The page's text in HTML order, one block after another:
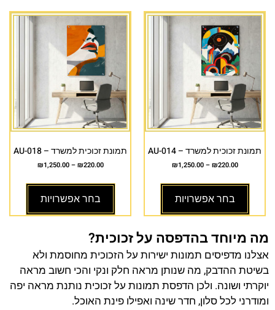
תמונת זכוכית למשרד – AU-014
₪220.00
–
₪1,250.00
בחר אפשרויות
תמונת זכוכית למשרד – AU-018
₪220.00
–
₪1,250.00
בחר אפשרויות
מה מיוחד בהדפסה על זכוכית?
אצלנו מדפיסים תמונות ישירות על הזכוכית מחוסמת ולא
בשיטת ההדבק, מה שנותן מראה חלק ונקי והכי חשוב מראה
יוקרתי ושונה. ולכן הדפסת תמונות על זכוכית נותנת מראה יפה
ומודרני לכל סלון, חדר שינה ואפילו פינת האוכל.